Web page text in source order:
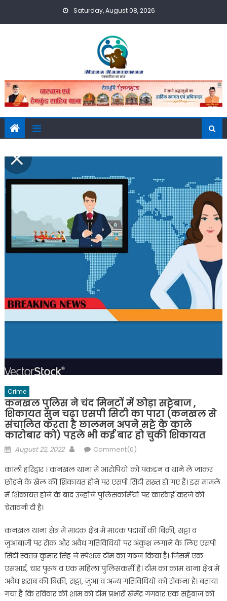
Saturday, August 08, 2026
Crime
कनखल पुलिस ने चंद मिनटों में छोड़ा सट्टेबाज ,
शिकायत सुन चढ़ा एसपी सिटी का पारा (कनखल से
संचालित करता है छालमन अपने सट्टे के काले
कारोबार को) पहले भी कई बार हो चुकी शिकायत
Posted
August 22, 2022 AuthorComment(0)
काली हरिद्वार ‌। कनखल थाना में आरोपियों को पकड़न व थाने ले जाकर
छोड़ने के खेल की शिकायत होने पर एसपी सिटी सख्त हो गए हैं। इस मामले
में शिकायत होने के बाद उन्होंने पुलिसकर्मियों पर कार्रवाई करने की
चेतावनी दी है।
कनखल थाना क्षेत्र में मादक क्षेत्र में मादक पदार्थों की बिक्री, सट्टा व
जुआबाजी पर रोक और अवैध ‌गतिविधियों पर अंकुश लगाने के लिए एसपी
सिटी स्वतंत्र कुमार सिंह ने स्पेशल टीम का गठन किया है। जिसमें एक
एसआई, चार पुरूष व एक महिला पुलिसकर्मी है। टीम का काम थाना क्षेत्र में
अवैध शराब की बिक्री, सट्टा, जुआ व अन्य गतिविधियों को रोकना है। बताया
गया है क‌ि रविवार की शाम को टीम प्रभारी खेमेंद्र गंगवार एक सट्टेबाज को